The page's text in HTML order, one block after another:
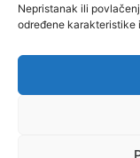
Nepristanak ili
određene karakteristike